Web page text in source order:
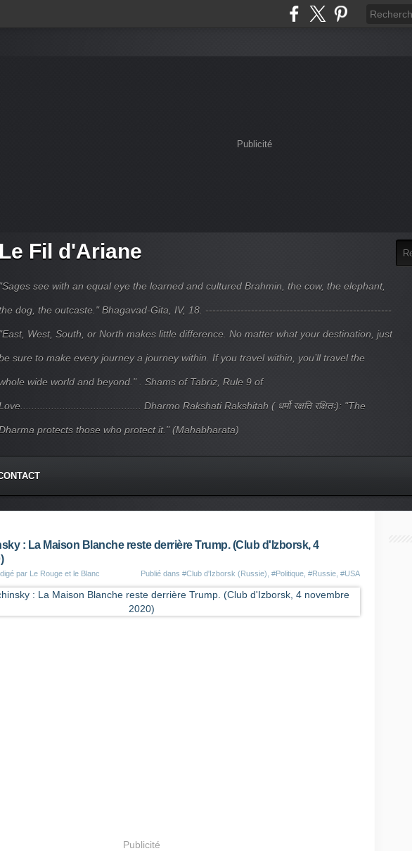
Publicité
Le Fil d'Ariane
"Sages see with an equal eye the learned and cultured Brahmin, the cow, the elephant,
dog, the outcaste." Bhagavad-Gita, IV, 18. -----------------------------------------------------
"East, West, South, or North makes little difference. No matter what your destination, just
sure to make every journey a journey within. If you travel within, you’ll travel the
wide world and beyond." . Shams of Tabriz, Rule 9 of
Dharmo Rakshati Rakshitah ( धर्मो रक्षति रक्षितः): "The
protects those who protect it." (Mahabharata)
: La Maison Blanche reste derrière Trump. (Club d'Izborsk, 4
par Le Rouge et le Blanc Publié dans #Club d'Izborsk (Russie) #Politique #Russie #USA
Publicité